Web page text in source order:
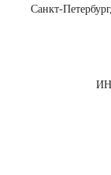
Санкт-